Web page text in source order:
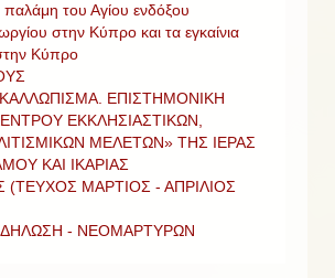
του Αγίου ενδόξου
στην Κύπρο και τα εγκαίνια
Κύπρο
ΕΠΙΣΤΗΜΟΝΙΚΗ
ΕΚΚΛΗΣΙΑΣΤΙΚΩΝ,
ΜΕΛΕΤΩΝ» ΤΗΣ ΙΕΡΑΣ
ΚΑΙ ΙΚΑΡΙΑΣ
(ΤΕΥΧΟΣ ΜΑΡΤΙΟΣ - ΑΠΡΙΛΙΟΣ
- ΝΕΟΜΑΡΤΥΡΩΝ